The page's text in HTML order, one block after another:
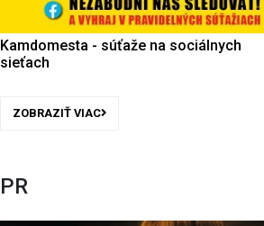
Kamdomesta - súťaže na sociálnych
sieťach
ZOBRAZIŤ VIAC
PR